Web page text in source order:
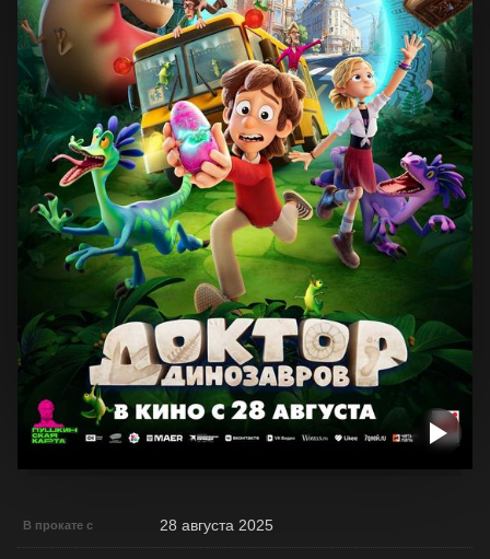
В прокате с 28 августа 2025